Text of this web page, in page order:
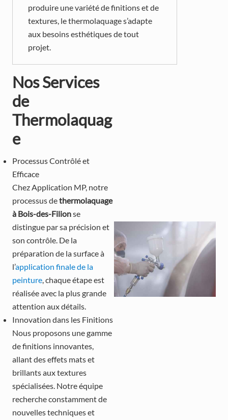
produire une variété de finitions et de
textures, le thermolaquage s’adapte
aux besoins esthétiques de tout
projet.
Nos Services
de
Thermolaquag
e
Processus Contrôlé et
Efficace
Chez Application MP, notre
processus dethermolaquage
à Bois-des-Filionse
distingue par sa précision et
son contrôle. De la
préparation de la surface à
l’application finale de la
peinture, chaque étape est
réalisée avec la plus grande
attention aux détails.
Innovation dans les Finitions
Nous proposons une gamme
de finitions innovantes,
allant des effets mats et
brillants aux textures
spécialisées. Notre équipe
recherche constamment de
nouvelles techniques et